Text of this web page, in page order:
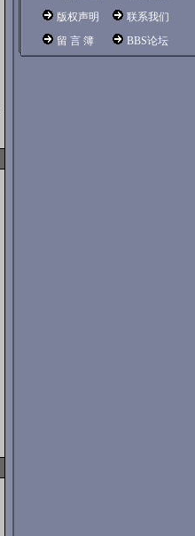
版权声明
联系我们
留 言 簿
BBS论坛